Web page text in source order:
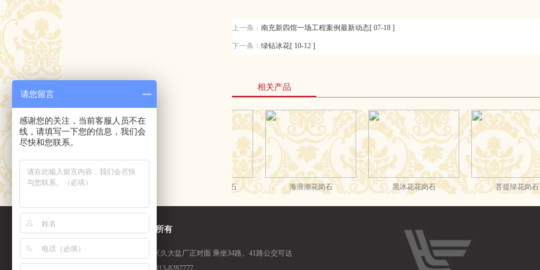
上一条： 南充新四馆一场工程案例最新动态[ 07-18 ]
下一条： 绿钻冰花[ 10-12 ]
相关产品
©四川汇丰花岗石版权所有
地址：
自贡市舒坪工业园区久大盐厂正对面 乘坐34路、41路公交可达
13909006061 0813-8287777
请您留言
感谢您的关注，当前客服人员不在
线，请填写一下您的信息，我们会
尽快和您联系。